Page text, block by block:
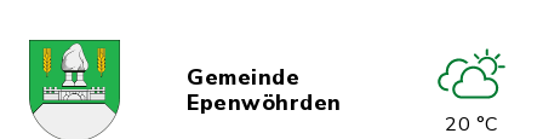
Gemeinde
Epenwöhrden
20 °C